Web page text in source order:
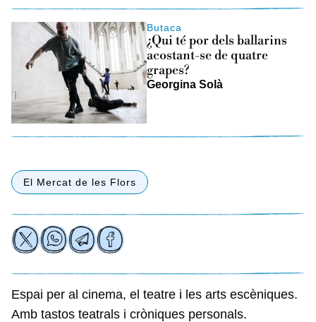
Butaca
¿Qui té por dels ballarins
acostant-se de quatre
grapes?
Georgina Solà
El Mercat de les Flors
Espai per al cinema, el teatre i les arts escèniques.
Amb tastos teatrals i cròniques personals.